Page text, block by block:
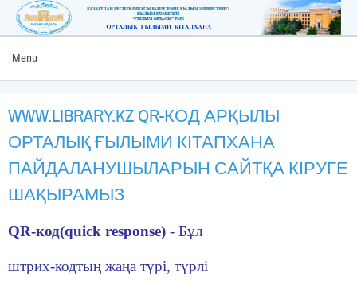
Menu
WWW.LIBRARY.KZ QR-КОД АРҚЫЛЫ
ОРТАЛЫҚ ҒЫЛЫМИ КІТАПХАНА
ПАЙДАЛАНУШЫЛАРЫН САЙТҚА КІРУГЕ
ШАҚЫРАМЫЗ
QR-код(quick response) - Бұл
штрих-кодтың жаңа түрі, түрлі